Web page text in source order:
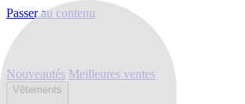
Passer au contenu
Nouveautés Meilleures ventes
Vêtements